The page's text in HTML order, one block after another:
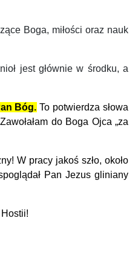
Boga, miłości oraz nauk
jest głównie w środku, a
Bóg. To potwierdza słowa
do Boga Ojca „za
W pracy jakoś szło, około
Pan Jezus gliniany